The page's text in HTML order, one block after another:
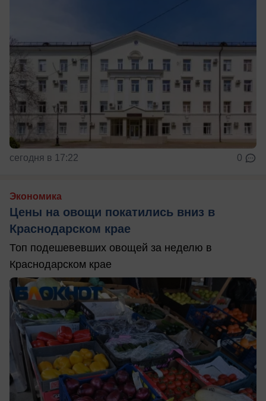
сегодня в 17:22 0
Экономика
Цены на овощи покатились вниз в
Краснодарском крае
Топ подешевевших овощей за неделю в
Краснодарском крае